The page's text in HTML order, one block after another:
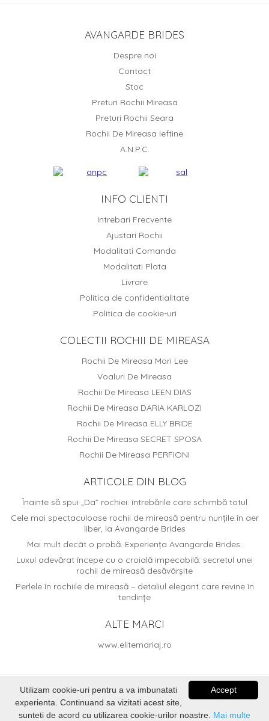
AVANGARDE BRIDES
Despre noi
Contact
Stoc
Preturi Rochii Mireasa
Preturi Rochii Seara
Rochii De Mireasa Ieftine
A.N.P.C.
INFO CLIENTI
Intrebari Frecvente
Ajustari Rochii
Modalitati Comanda
Modalitati Plata
Livrare
Politica de confidentialitate
Politica de cookie-uri
COLECTII ROCHII DE MIREASA
Rochii De Mireasa Mori Lee
Voaluri De Mireasa
Rochii De Mireasa LEEN DIAS
Rochii De Mireasa DARIA KARLOZI
Rochii De Mireasa ELLY BRIDE
Rochii De Mireasa SECRET SPOSA
Rochii De Mireasa PERFIONI
ARTICOLE DIN BLOG
Înainte să spui „Da” rochiei: întrebările care schimbă totul
Cele mai spectaculoase rochii de mireasă pentru nunțile în aer
liber, la Avangarde Brides
Mai mult decât o probă. Experiența Avangarde Brides.
Luxul adevărat începe cu o croială impecabilă: secretul unei
rochii de mireasă desăvârșite
Perlele în rochiile de mireasă – detaliul elegant care revine în
tendințe
ALTE MARCI
www.elitemariaj.ro
© 2026 Avangarde Brides . Dezvoltat de
Voitin.com Web
Services
Accept
Utilizam cookie-uri pentru a va imbunatati
experienta. Continuand sa vizitati acest site,
sunteti de acord cu utilizarea cookie-urilor noastre. Mai multe